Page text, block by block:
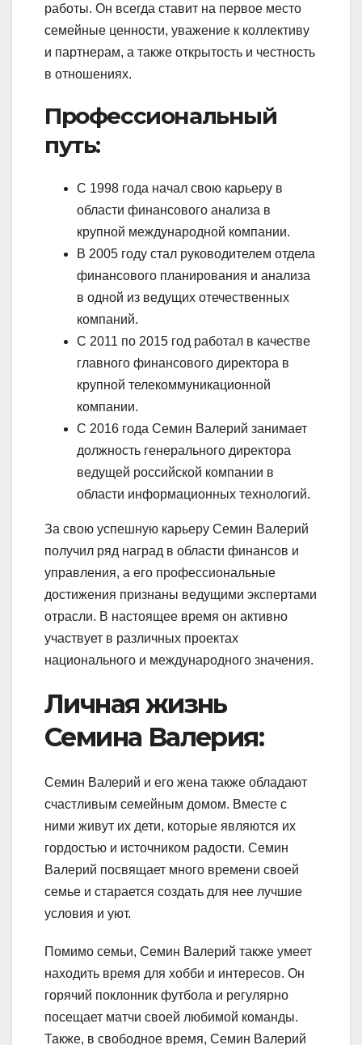
работы. Он всегда ставит на первое место
семейные ценности, уважение к коллективу
и партнерам, а также открытость и честность
в отношениях.
Профессиональный
путь:
С 1998 года начал свою карьеру в
области финансового анализа в
крупной международной компании.
В 2005 году стал руководителем отдела
финансового планирования и анализа
в одной из ведущих отечественных
компаний.
С 2011 по 2015 год работал в качестве
главного финансового директора в
крупной телекоммуникационной
компании.
С 2016 года Семин Валерий занимает
должность генерального директора
ведущей российской компании в
области информационных технологий.
За свою успешную карьеру Семин Валерий
получил ряд наград в области финансов и
управления, а его профессиональные
достижения признаны ведущими экспертами
отрасли. В настоящее время он активно
участвует в различных проектах
национального и международного значения.
Личная жизнь
Семина Валерия:
Семин Валерий и его жена также обладают
счастливым семейным домом. Вместе с
ними живут их дети, которые являются их
гордостью и источником радости. Семин
Валерий посвящает много времени своей
семье и старается создать для нее лучшие
условия и уют.
Помимо семьи, Семин Валерий также умеет
находить время для хобби и интересов. Он
горячий поклонник футбола и регулярно
посещает матчи своей любимой команды.
Также, в свободное время, Семин Валерий